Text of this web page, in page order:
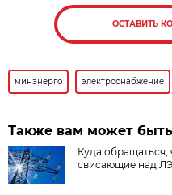
ОСТАВИТЬ
минэнерго электроснабжение
Также вам может
Куда обращаться,
свисающие над